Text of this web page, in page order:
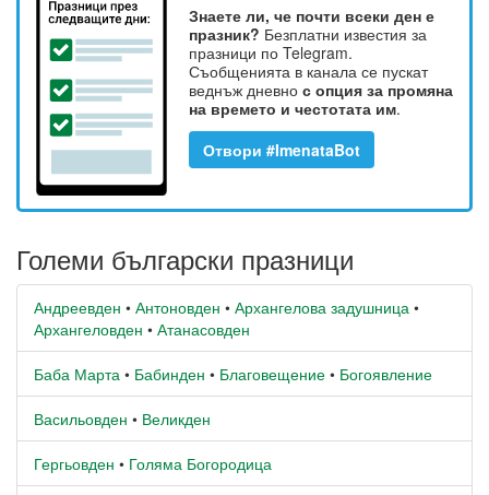
Знаете ли, че почти всеки ден е
празник? Безплатни известия за
празници по Telegram.
Съобщенията в канала се пускат
веднъж дневно с опция за промяна
на времето и честотата им.
Отвори #ImenataBot
Големи български празници
Андреевден • Антоновден • Архангелова задушница •
Архангеловден • Атанасовден
Баба Марта • Бабинден • Благовещение • Богоявление
Васильовден • Великден
Гергьовден • Голяма Богородица